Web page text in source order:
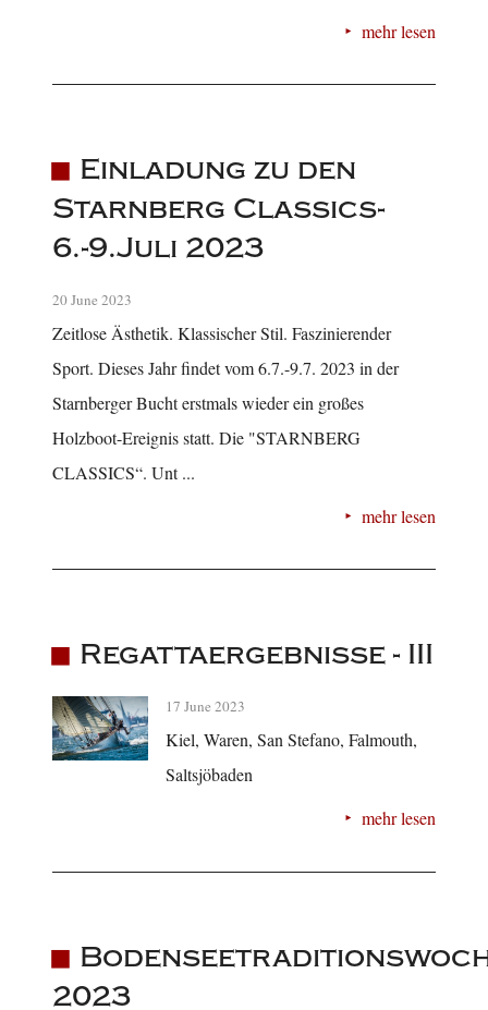
mehr lesen
Einladung zu den
Starnberg Classics-
6.-9.Juli 2023
20 June 2023
Zeitlose Ästhetik. Klassischer Stil. Faszinierender
Sport. Dieses Jahr findet vom 6.7.-9.7. 2023 in der
Starnberger Bucht erstmals wieder ein großes
Holzboot-Ereignis statt. Die "STARNBERG
CLASSICS“. Unt ...
mehr lesen
Regattaergebnisse - III
17 June 2023
Kiel, Waren, San Stefano, Falmouth,
Saltsjöbaden
mehr lesen
2023